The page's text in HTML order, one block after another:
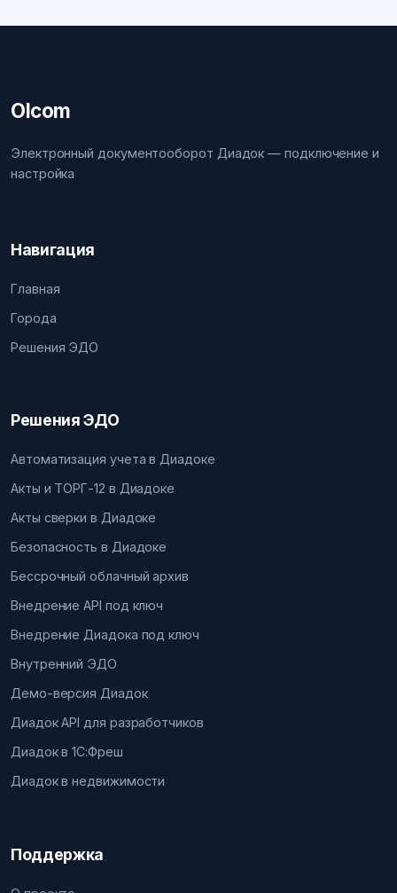
Olcom
Электронный документооборот Диадок — подключение и
настройка
Навигация
Главная
Города
Решения ЭДО
Решения ЭДО
Автоматизация учета в Диадоке
Акты и ТОРГ-12 в Диадоке
Акты сверки в Диадоке
Безопасность в Диадоке
Бессрочный облачный архив
Внедрение API под ключ
Внедрение Диадока под ключ
Внутренний ЭДО
Демо-версия Диадок
Диадок API для разработчиков
Диадок в 1С:Фреш
Диадок в недвижимости
Поддержка